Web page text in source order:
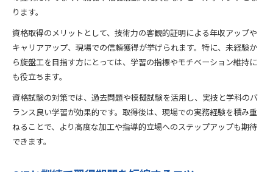
ります。
資格取得のメリットとして、技術力の客観的証明による年収アップや
キャリアアップ、現場での信頼獲得が挙げられます。特に、未経験か
ら旋盤工を目指す方にとっては、学習の指標やモチベーション維持に
も役立ちます。
資格試験の対策では、過去問題や模擬試験を活用し、実技と学科のバ
ランス良い学習が効果的です。取得後は、現場での実務経験を積み重
ねることで、より高度な加工や指導的立場へのステップアップも期待
できます。